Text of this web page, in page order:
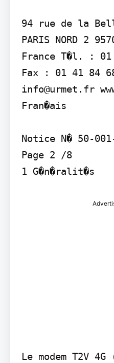
94 rue de la
PARIS NORD 2
France T�l. :
Fax : 01 41 84
info@urmet.fr
Fran�ais
Notice N� 50-
Page 2 /8
1 G�n�ralit�s
Le modem T2V 4G